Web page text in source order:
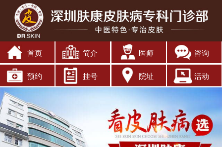
首页 简介 医师 咨询
预约 挂号 院址 活动